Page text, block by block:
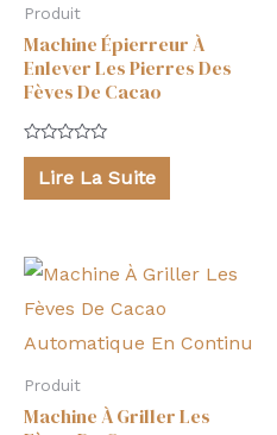
Produit
Machine Épierreur À
Enlever Les Pierres Des
Fèves De Cacao
Note
sur
5
Lire La Suite
Produit
Machine À Griller Les